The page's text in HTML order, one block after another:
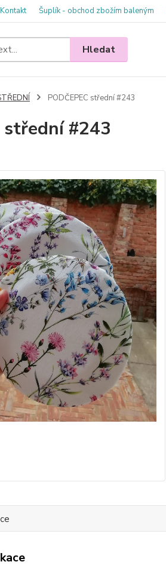
Kontakt Šuplík - obchod zbožím baleným
Hledat
PODČEPEC střední #243
střední #243